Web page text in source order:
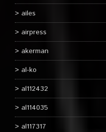
ailes
airpress
akerman
al-ko
al112432
al114035
al117317